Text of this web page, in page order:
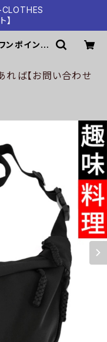
ンポイント
a-bg147-b
【公
ば【お問い合わせ